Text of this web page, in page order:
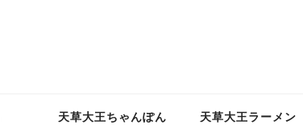
天草大王ちゃんぽん 天草大王ラーメン